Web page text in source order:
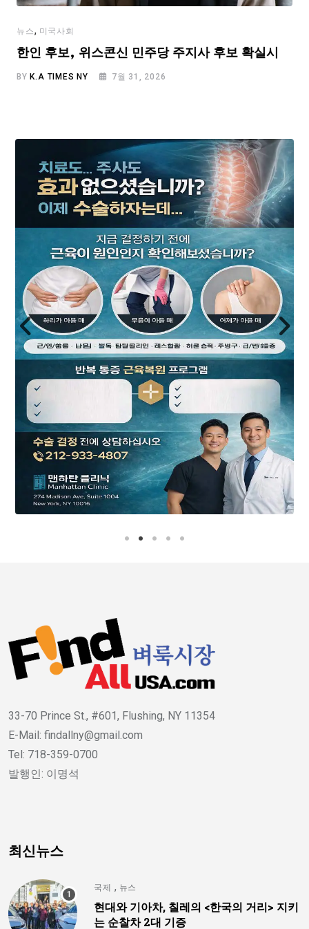
뉴스, 미국사회
한인 후보, 위스콘신 민주당 주지사 후보 확실시
BY K.A TIMES NY 7월 31, 2026
33-70 Prince St., #601, Flushing, NY 11354
E-Mail: findallny@gmail.com
Tel: 718-359-0700
발행인: 이명석
최신뉴스
국제 , 뉴스
현대와 기아차, 칠레의 <한국의 거리> 지키
는 순찰차 2대 기증